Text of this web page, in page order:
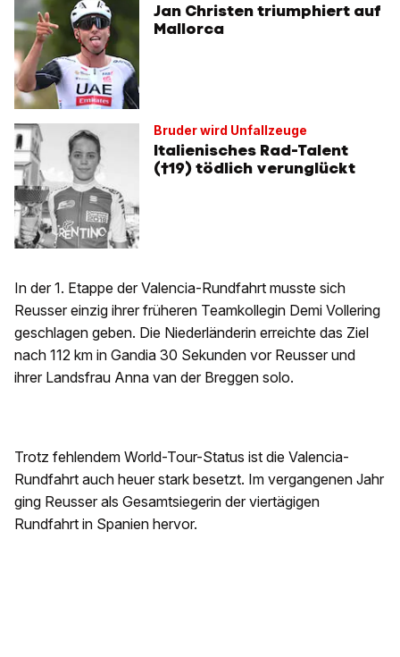
Jan Christen triumphiert auf
Mallorca
Bruder wird Unfallzeuge
Italienisches Rad-Talent
(†19) tödlich verunglückt
In der 1. Etappe der Valencia-Rundfahrt musste sich
Reusser einzig ihrer früheren Teamkollegin Demi Vollering
geschlagen geben. Die Niederländerin erreichte das Ziel
nach 112 km in Gandia 30 Sekunden vor Reusser und
ihrer Landsfrau Anna van der Breggen solo.
Trotz fehlendem World-Tour-Status ist die Valencia-
Rundfahrt auch heuer stark besetzt. Im vergangenen Jahr
ging Reusser als Gesamtsiegerin der viertägigen
Rundfahrt in Spanien hervor.